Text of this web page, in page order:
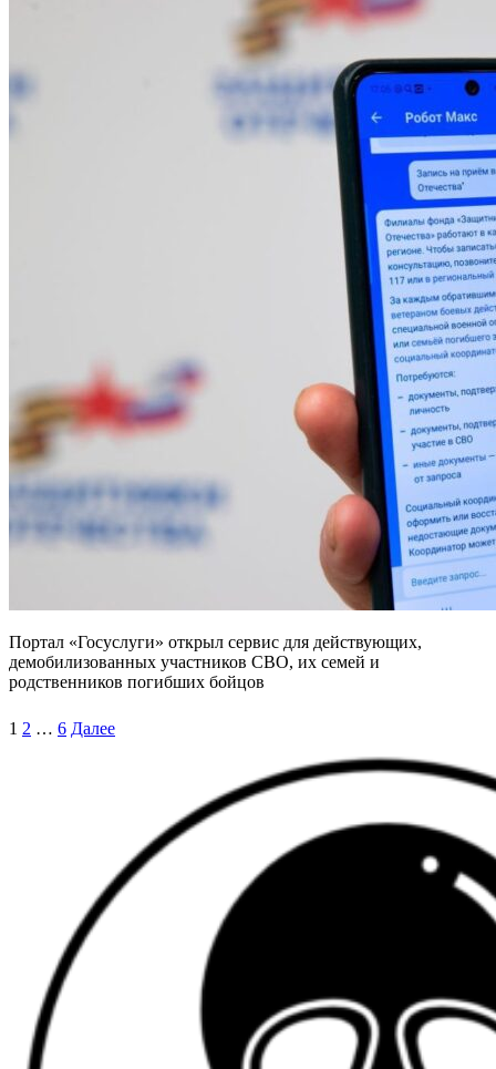
Портал «Госуслуги» открыл сервис для действующих,
демобилизованных участников СВО, их семей и
родственников погибших бойцов
Пагинация
1 2 … 6 Далее